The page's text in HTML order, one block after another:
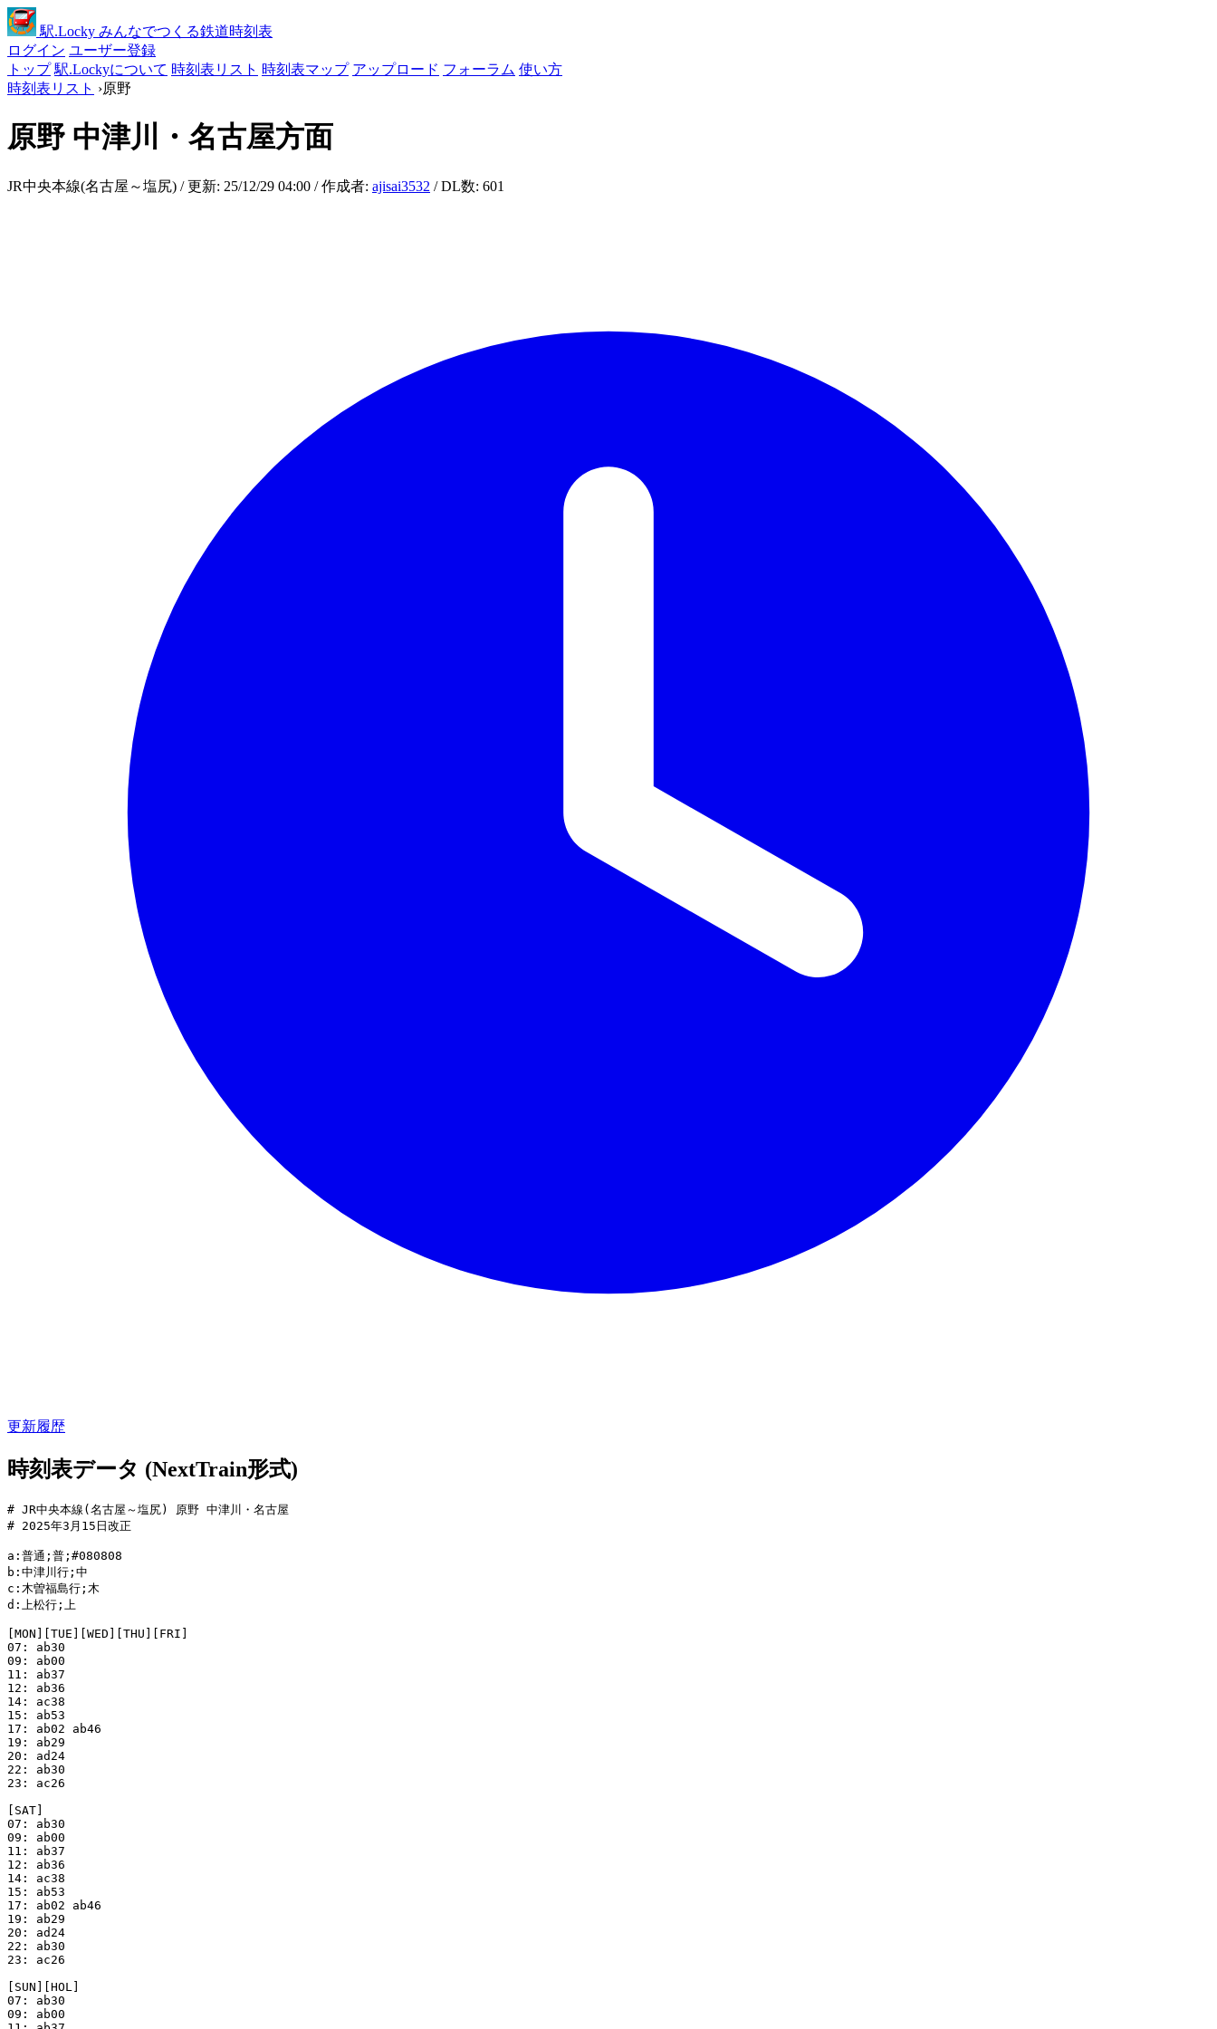
駅.Locky みんなでつくる鉄道時刻表
ログイン ユーザー登録
トップ 駅.Lockyについて 時刻表リスト 時刻表マップ アップロード フォーラム 使い方
時刻表リスト ›原野
原野 中津川・名古屋方面
JR中央本線(名古屋～塩尻) / 更新: 25/12/29 04:00 / 作成者: ajisai3532 / DL数: 601
更新履歴
時刻表データ (NextTrain形式)
# JR中央本線(名古屋～塩尻) 原野 中津川・名古屋
# 2025年3月15日改正
a:普通;普;#080808
b:中津川行;中
c:木曽福島行;木
d:上松行;上
[MON][TUE][WED][THU][FRI]
07: ab30
09: ab00
11: ab37
12: ab36
14: ac38
15: ab53
17: ab02 ab46
19: ab29
20: ad24
22: ab30
23: ac26
[SAT]
07: ab30
09: ab00
11: ab37
12: ab36
14: ac38
15: ab53
17: ab02 ab46
19: ab29
20: ad24
22: ab30
23: ac26
[SUN][HOL]
07: ab30
09: ab00